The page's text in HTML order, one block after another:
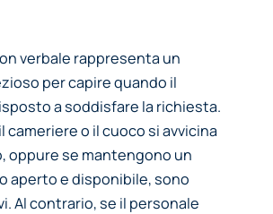
verbale rappresenta un
per capire quando il
a soddisfare la richiesta.
cameriere o il cuoco si avvicina
oppure se mantengono un
aperto e disponibile, sono
Al contrario, se il personale